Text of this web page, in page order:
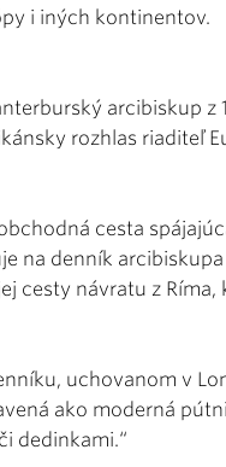
i iných kontinentov.
arcibiskup z
rozhlas riaditeľ
cesta
na denník
cesty návratu z Ríma,
uchovanom v
ako moderná
dedinkami.“